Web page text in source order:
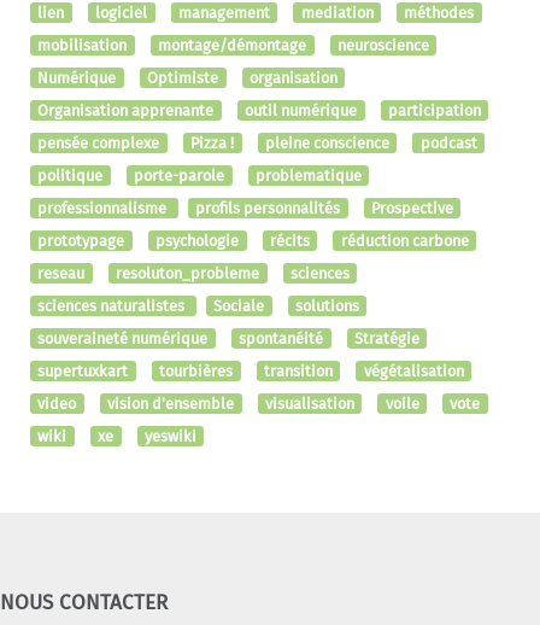
lien
logiciel management mediation
méthodes
mobilisation
montage/démontage
neuroscience
Numérique
Optimiste
organisation
Organisation apprenante
outil numérique
participation
pensée complexe
Pizza ! pleine conscience
podcast
politique
porte-parole
problematique
professionnalisme
profils personnalités
Prospective
prototypage
psychologie récits
réduction carbone
reseau
resoluton_probleme
sciences
sciences naturalistes
Sociale
solutions
souveraineté numérique
spontanéité
Stratégie
supertuxkart
tourbières transition
végétalisation
video
vision d'ensemble visualisation voile
vote
wiki
xe yeswiki
NOUS CONTACTER